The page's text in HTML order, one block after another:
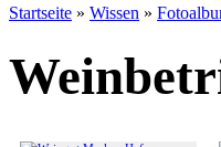
Startseite » Wissen »